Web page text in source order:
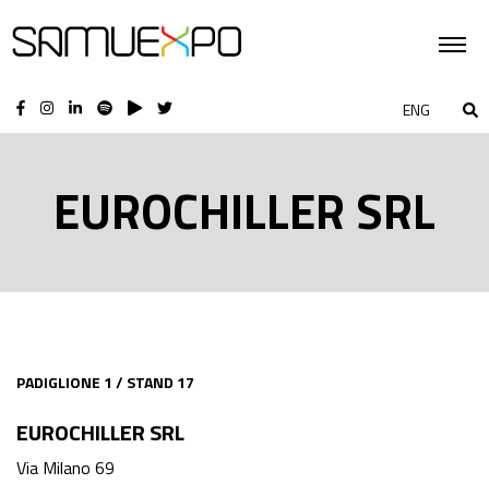
ENG
EUROCHILLER SRL
PADIGLIONE 1 / STAND 17
EUROCHILLER SRL
Via Milano 69